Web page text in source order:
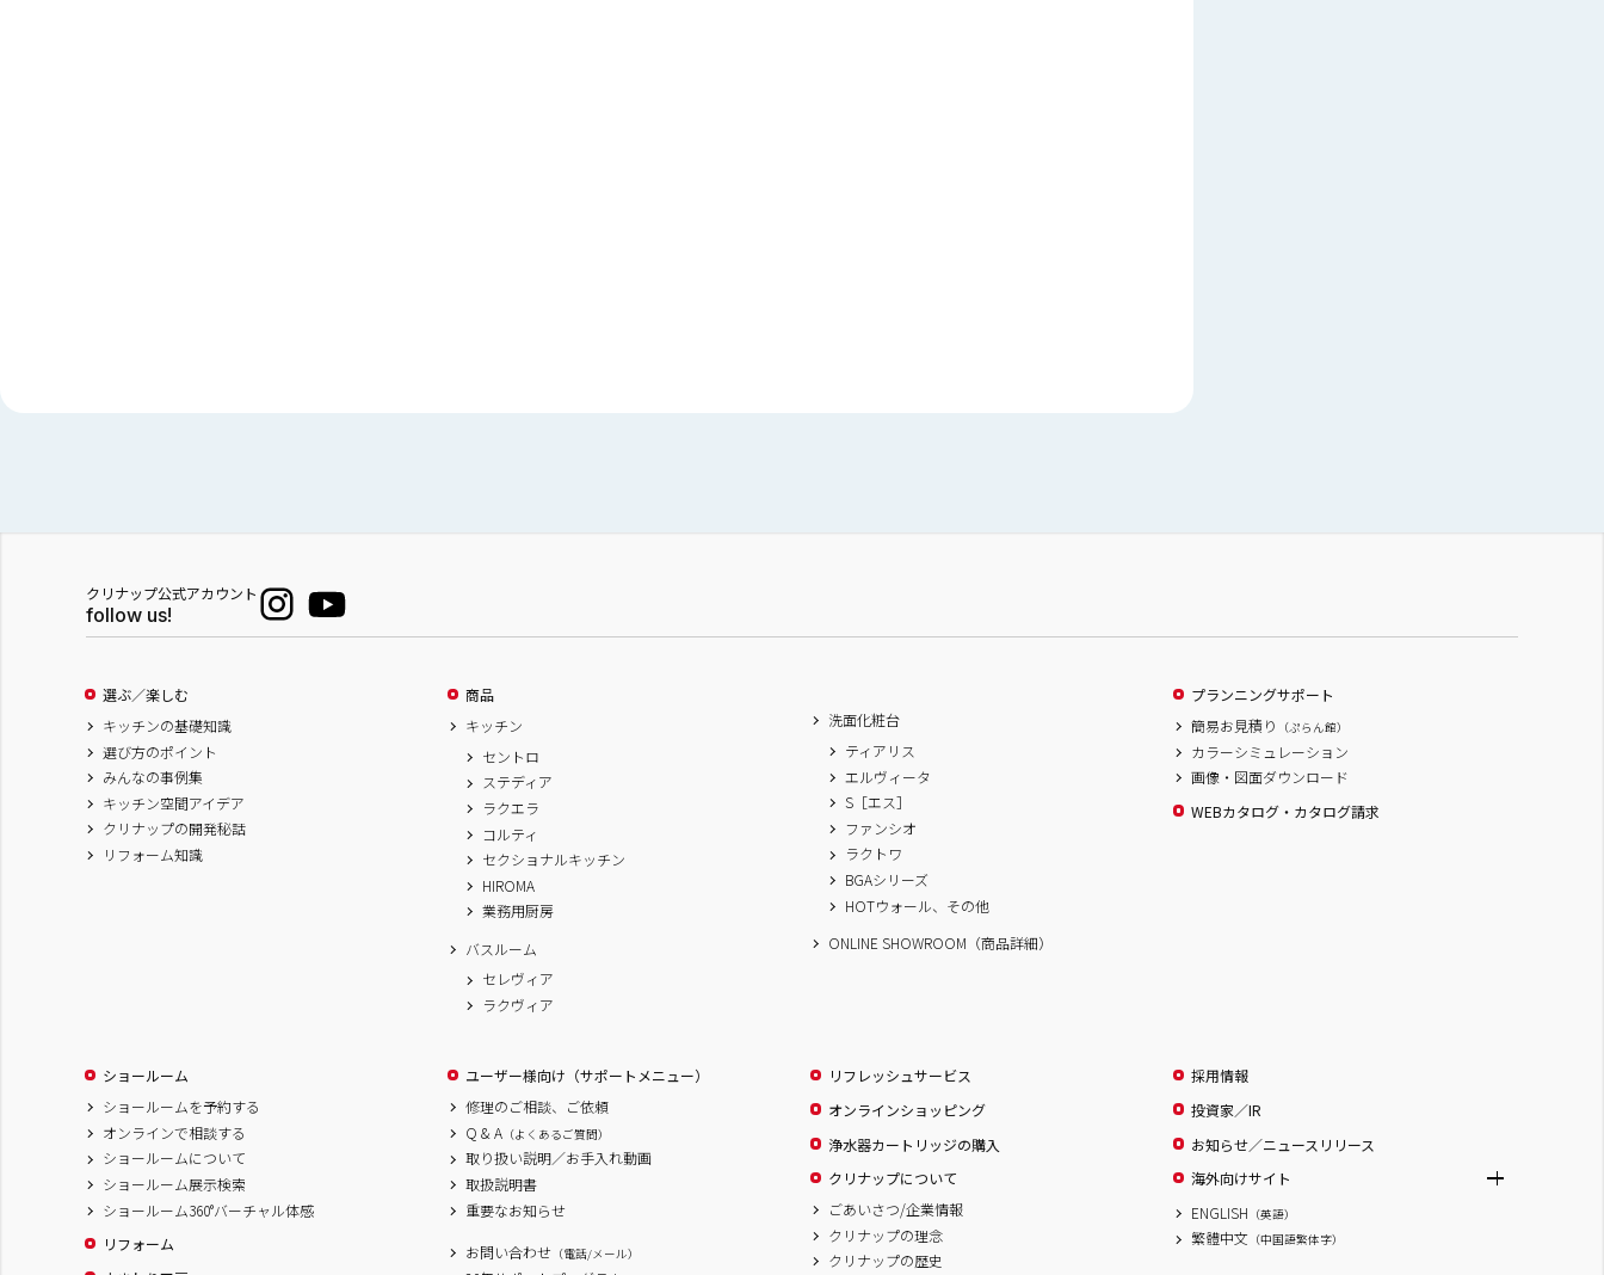
クリナップ公式アカウント
follow us!
選ぶ／楽しむ
キッチンの基礎知識
選び方のポイント
みんなの事例集
キッチン空間アイデア
クリナップの開発秘話
リフォーム知識
商品
キッチン
セントロ
ステディア
ラクエラ
コルティ
セクショナルキッチン
HIROMA
業務用厨房
バスルーム
セレヴィア
ラクヴィア
洗面化粧台
ティアリス
エルヴィータ
S［エス］
ファンシオ
ラクトワ
BGAシリーズ
HOTウォール、その他
ONLINE SHOWROOM（商品詳細）
プランニングサポート
簡易お見積り
（ぷらん館）
カラーシミュレーション
画像・図面ダウンロード
WEBカタログ・カタログ請求
ショールーム
ショールームを予約する
オンラインで相談する
ショールームについて
ショールーム展示検索
ショールーム360°バーチャル体感
リフォーム
ユーザー様向け（サポートメニュー）
修理のご相談、ご依頼
Q & A （よくあるご質問）
取り扱い説明／お手入れ動画
取扱説明書
重要なお知らせ
お問い合わせ （電話/メール）
リフレッシュサービス
オンラインショッピング
浄水器カートリッジの購入
クリナップについて
ごあいさつ/企業情報
クリナップの理念
クリナップの歴史
採用情報
投資家／IR
お知らせ／ニュースリリース
海外向けサイト
ENGLISH （英語）
繁體中文 （中国語繁体字）